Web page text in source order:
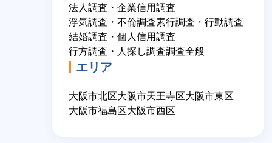
法人調査・企業信用調査
浮気調査・不倫調査素行調査・行動調査
結婚調査・個人信用調査
行方調査・人探し調査調査全般
エリア
大阪市北区大阪市天王寺区大阪市東区
大阪市福島区大阪市西区